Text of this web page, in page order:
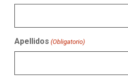
Apellidos (Obligatorio)